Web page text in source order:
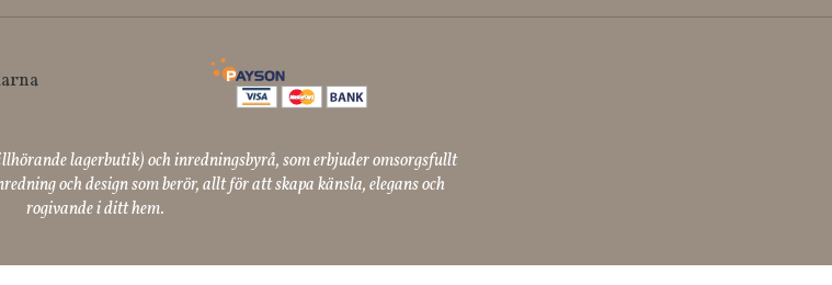
lagerbutik) och inredningsbyrå, som erbjuder omsorgsfullt
och design som berör, allt för att skapa känsla, elegans och
rogivande i ditt hem.